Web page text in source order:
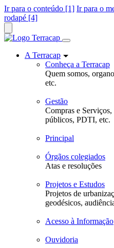
Ir para o conteúdo [1] Ir para o
rodapé [4]
A Terracap
Conheça a Terracap
Quem somos,
etc.
Gestão
Compras e Serviços,
públicos, PDTI, etc.
Principal
Órgãos colegiados
Atas e resoluções
Projetos e Estudos
Projetos de
geodésicos,
Acesso à Informação
Ouvidoria